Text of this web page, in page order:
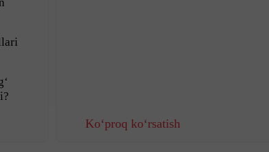
Ko‘proq ko‘rsatish